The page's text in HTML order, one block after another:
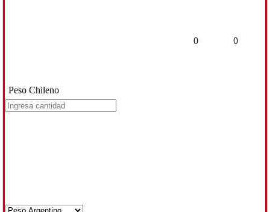
Peso Chileno
0 0